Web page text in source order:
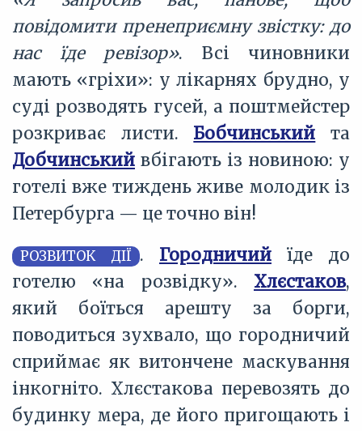
повідомити пренеприємну звістку: до
нас їде ревізор». Всі чиновники
мають «гріхи»: у лікарнях брудно, у
суді розводять гусей, а поштмейстер
розкриває листи. Бобчинський та
Добчинський вбігають із новиною: у
готелі вже тиждень живе молодик із
Петербурга — це точно він!
РОЗВИТОК ДІЇ . Городничий їде до
готелю «на розвідку». Хлєстаков,
який боїться арешту за борги,
поводиться зухвало, що городничий
сприймає як витончене маскування
інкогніто. Хлєстакова перевозять до
будинку мера, де його пригощають і